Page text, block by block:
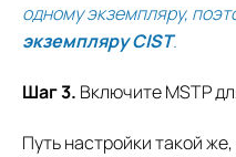
одному экземпляру,
экземпляру CIST.
Шаг 3. Включите MSTP
Путь настройки такой